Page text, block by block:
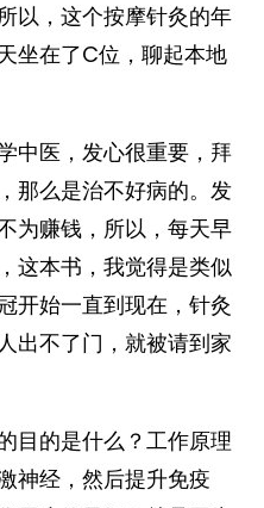
以，这个按摩针灸的年
坐在了C位，聊起本地
中医，发心很重要，拜
那么是治不好病的。发
为赚钱，所以，每天早
这本书，我觉得是类似
开始一直到现在，针灸
出不了门，就被请到家
目的是什么？工作原理
神经，然后提升免疫